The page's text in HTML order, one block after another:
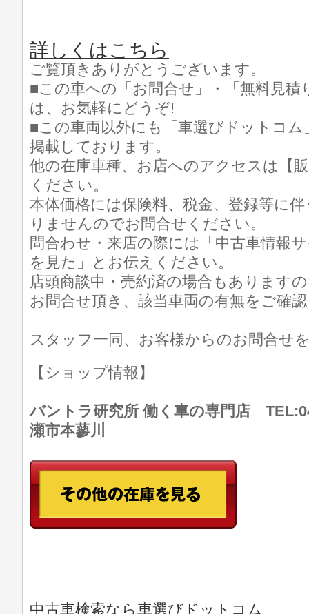
詳しくはこちら
ご覧頂きありがとうございます。
■この車への「お問合せ」・「無料見積
は、お気軽にどうぞ!
■この車両以外にも「車選びドットコ
掲載しております。
他の在庫車種、お店へのアクセスは【
ください。
本体価格には保険料、税金、登録等に
りませんのでお問合せください。
問合わせ・来店の際には「中古車情報
を見た」とお伝えください。
店頭商談中・売約済の場合もあります
お問合せ頂き、該当車両の有無をご確
スタッフ一同、お客様からのお問合せ
【ショップ情報】
バントラ研究所 働く車の専門店
瀬市本蓼川
中古車検索なら車選びドットコム